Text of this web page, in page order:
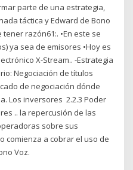
parte de una estrategia,
táctica y Edward de Bono
razón61:. •En este se
ya sea de emisores •Hoy es
X-Stream.. -Estrategia
Negociación de títulos
de negociación dónde
Los inversores 2.2.3 Poder
.. la repercusión de las
sobre sus
comienza a cobrar el uso de
Voz.